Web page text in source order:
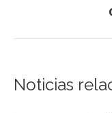
Noticias